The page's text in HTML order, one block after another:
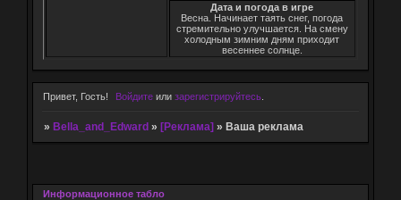
Дата и погода в игре
Весна. Начинает таять снег, погода
стремительно улучшается. На смену
холодным зимним дням приходит
весеннее солнце.
Привет, Гость! Войдите илизарегистрируйтесь
» Bella_and_Edward » [Реклама] » Ваша реклама
Информационное табло